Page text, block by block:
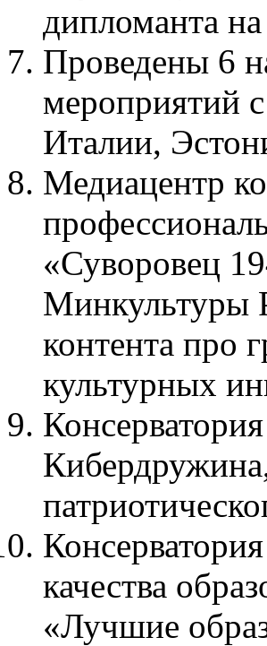
дипломанта
Проведены 6
мероприятий
Италии,
Медиацентр
«Суворовец
Минкультуры
контента про
культурных
Кибердружина,
качества
«Лучшие